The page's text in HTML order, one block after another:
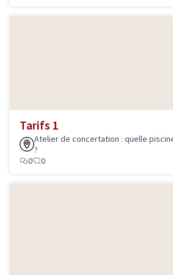
Tarifs 1
Atelier de concertation : quelle
?
0
0